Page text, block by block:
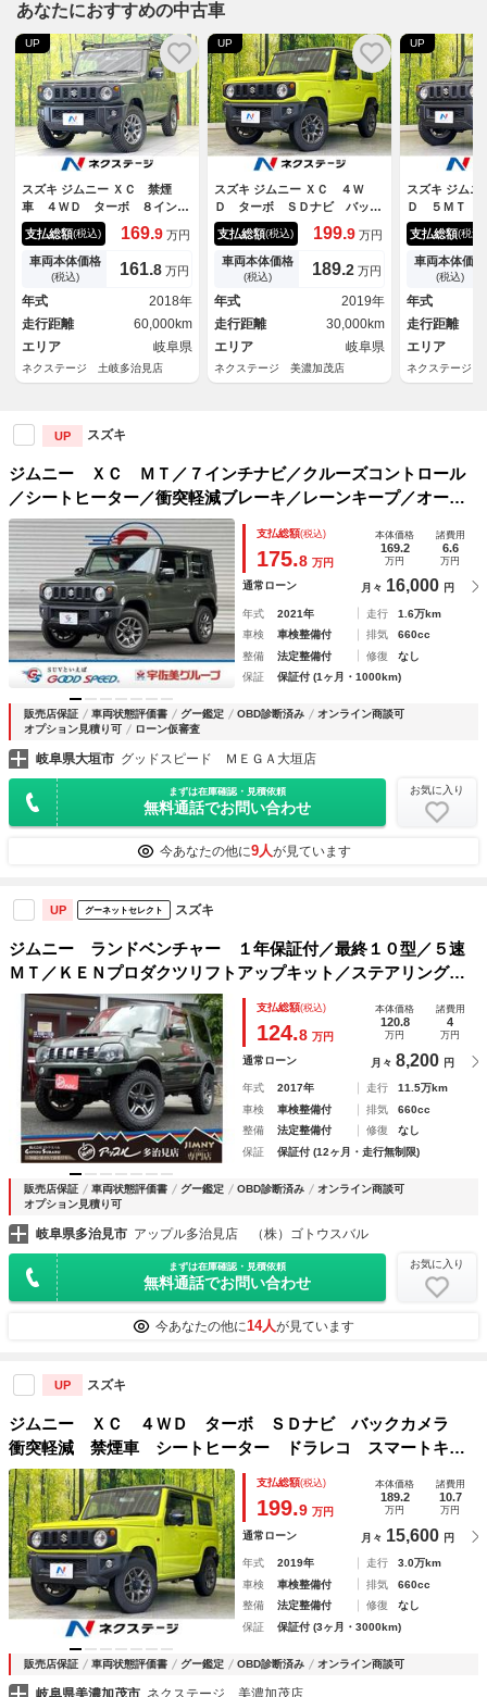
あなたにおすすめの中古車
UP
スズキ ジムニー ＸＣ 禁煙
車 ４ＷＤ ターボ ８インチ
ナビ バックカメラ 衝突被害
軽減システム ドラレコ スマ
ートキー ＬＥＤヘッド ビル
トインＥＴＣ クルコン 純正
１６インチアルミ 車線逸脱警
報 オートライト
支払総額(税込) 169.9 万円
車両本体価格
(税込) 161.8 万円
年式
2018年
走行距離
60,000km
エリア
岐阜県
ネクステージ 土岐多治見店
UP
スズキ ジムニー ＸＣ ４Ｗ
Ｄ ターボ ＳＤナビ バック
カメラ 衝突軽減 禁煙車 シ
ートヒーター ドラレコ スマ
ートキー ＬＥＤヘッド ＥＴ
Ｃ クルコン オートハイビー
ム 車線逸脱警報 オートライ
ト オートエアコン
支払総額(税込) 199.9 万円
車両本体価格
(税込) 189.2 万円
年式
2019年
走行距離
30,000km
エリア
岐阜県
ネクステージ 美濃加茂店
UP
スズキ ジム
Ｄ ５ＭＴ
メラ 衝突軽
トヒーター
トキー ＬＥ
プレイオー
ルコン オー
線逸脱警報
支払総額(税込)
車両本体価格
(税込)
年式
走行距離
エリア
ネクステージ
UP スズキ
ジムニー ＸＣ ＭＴ／７インチナビ／クルーズコントロール
／シートヒーター／衝突軽減ブレーキ／レーンキープ／オート
ライト／ＬＥＤヘッドライト／スマートキー／背面タイヤ／フ
ロントフォグライト／Ｂｌｕｅｔｏｏｔｈ
支払総額(税込)
175.8 万円
本体価格
169.2
万円
諸費用
6.6
万円
通常ローン 月々 16,000 円
年式 2021年 走行
1.6万km
車検
車検整備付 排気
660cc
整備
法定整備付 修復
なし
保証
保証付 (1ヶ月・1000km)
販売店保証 車両状態評価書 グー鑑定 OBD診断済み
オンライン商談可
オプション見積り可
ローン仮審査
岐阜県大垣市 グッドスピード ＭＥＧＡ大垣店
まずは在庫確認・見積依頼
無料通話でお問い合わせ
お気に入り
今あなたの他に9人が見ています
UP グーネットセレクト スズキ
ジムニー ランドベンチャー １年保証付／最終１０型／５速
ＭＴ／ＫＥＮプロダクツリフトアップキット／ステアリングダ
ンパー／ジオランダーＭＴタイヤ／地デジＴＶ／ナビ／バック
カメラ／ドラレコ／ＥＴＣ／ＬＥＤヘッドライト／シートヒー
ター
支払総額(税込)
124.8 万円
本体価格
120.8
万円
諸費用
4
万円
通常ローン 月々 8,200 円
年式 2017年 走行
11.5万km
車検
車検整備付 排気
660cc
整備
法定整備付 修復
なし
保証
保証付 (12ヶ月・走行無制限)
販売店保証 車両状態評価書 グー鑑定 OBD診断済み
オンライン商談可
オプション見積り可
岐阜県多治見市 アップル多治見店 （株）ゴトウスバル
まずは在庫確認・見積依頼
無料通話でお問い合わせ
お気に入り
今あなたの他に14人が見ています
UP スズキ
ジムニー ＸＣ ４ＷＤ ターボ ＳＤナビ バックカメラ
衝突軽減 禁煙車 シートヒーター ドラレコ スマートキ
ー ＬＥＤヘッド ＥＴＣ クルコン オートハイビーム 車
線逸脱警報 オートライト オートエアコン
支払総額(税込)
199.9 万円
本体価格
189.2
万円
諸費用
10.7
万円
通常ローン 月々 15,600 円
年式 2019年 走行
3.0万km
車検
車検整備付 排気
660cc
整備
法定整備付 修復
なし
保証
保証付 (3ヶ月・3000km)
販売店保証 車両状態評価書 グー鑑定 OBD診断済み オンライン商談可
岐阜県美濃加茂市 ネクステージ 美濃加茂店